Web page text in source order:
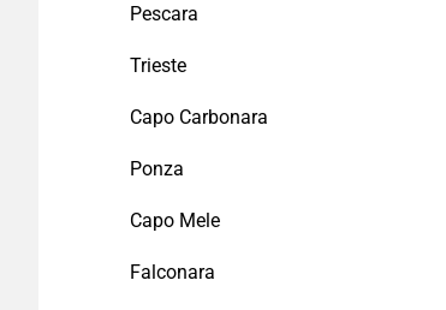
Pescara
Trieste
Capo Carbonara
Ponza
Capo Mele
Falconara